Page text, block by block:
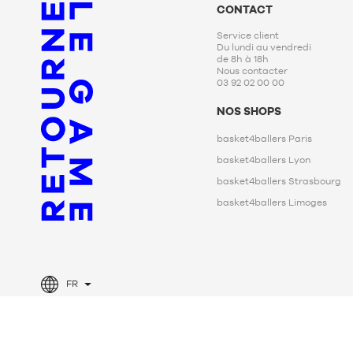
1m80
FR
CONTACT
Service client
Du lundi au vendredi
de 8h à 18h
Nous contacter
03 92 02 00 00
NOS SHOPS
basket4ballers Paris
basket4ballers Lyon
basket4ballers Strasbourg
basket4ballers Limoges